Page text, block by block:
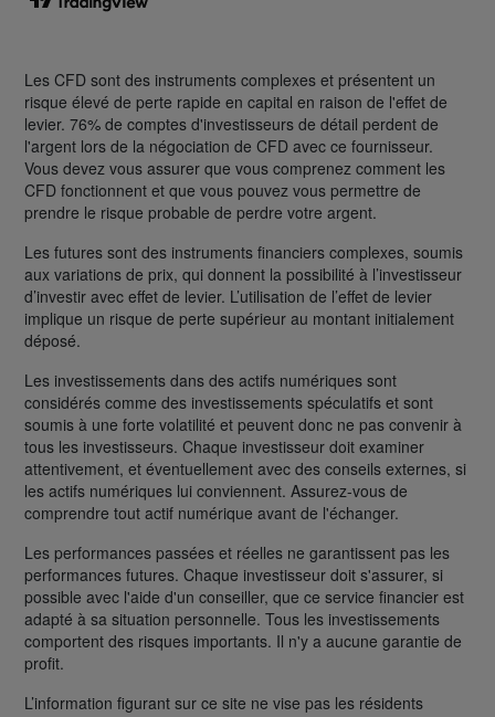
Les CFD sont des instruments complexes et présentent un
risque élevé de perte rapide en capital en raison de l'effet de
levier. 76% de comptes d'investisseurs de détail perdent de
l'argent lors de la négociation de CFD avec ce fournisseur.
Vous devez vous assurer que vous comprenez comment les
CFD fonctionnent et que vous pouvez vous permettre de
prendre le risque probable de perdre votre argent.
Les futures sont des instruments financiers complexes, soumis
aux variations de prix, qui donnent la possibilité à l’investisseur
d’investir avec effet de levier. L’utilisation de l’effet de levier
implique un risque de perte supérieur au montant initialement
déposé.
Les investissements dans des actifs numériques sont
considérés comme des investissements spéculatifs et sont
soumis à une forte volatilité et peuvent donc ne pas convenir à
tous les investisseurs. Chaque investisseur doit examiner
attentivement, et éventuellement avec des conseils externes, si
les actifs numériques lui conviennent. Assurez-vous de
comprendre tout actif numérique avant de l'échanger.
Les performances passées et réelles ne garantissent pas les
performances futures. Chaque investisseur doit s'assurer, si
possible avec l'aide d'un conseiller, que ce service financier est
adapté à sa situation personnelle. Tous les investissements
comportent des risques importants. Il n'y a aucune garantie de
profit.
L’information figurant sur ce site ne vise pas les résidents